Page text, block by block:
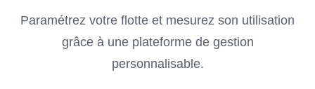
Paramétrez votre flotte et mesurez son utilisation
grâce à une plateforme de gestion
personnalisable.